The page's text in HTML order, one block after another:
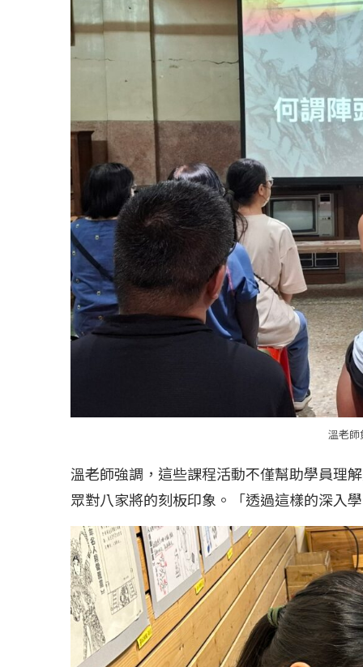
溫老
溫老師強調，這些課程活動不僅幫助學員理
眾對八家將的刻板印象。「透過這樣的深入